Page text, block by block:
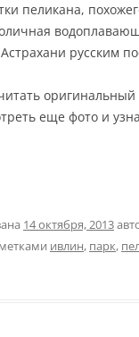
пеликана,
русским
оригинальный
еще фото и
14 октября, 2013
ивлин, парк,